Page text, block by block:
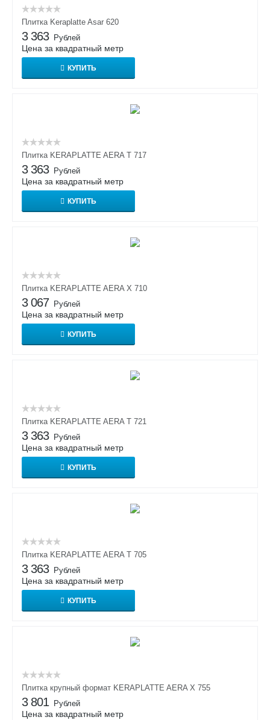
Плитка Keraplatte Asar 620
3 363 Рублей
Цена за квадратный метр
КУПИТЬ
Плитка KERAPLATTE AERA T 717
3 363 Рублей
Цена за квадратный метр
КУПИТЬ
Плитка KERAPLATTE AERA X 710
3 067 Рублей
Цена за квадратный метр
КУПИТЬ
Плитка KERAPLATTE AERA T 721
3 363 Рублей
Цена за квадратный метр
КУПИТЬ
Плитка KERAPLATTE AERA T 705
3 363 Рублей
Цена за квадратный метр
КУПИТЬ
Плитка крупный формат KERAPLATTE AERA X 755
3 801 Рублей
Цена за квадратный метр